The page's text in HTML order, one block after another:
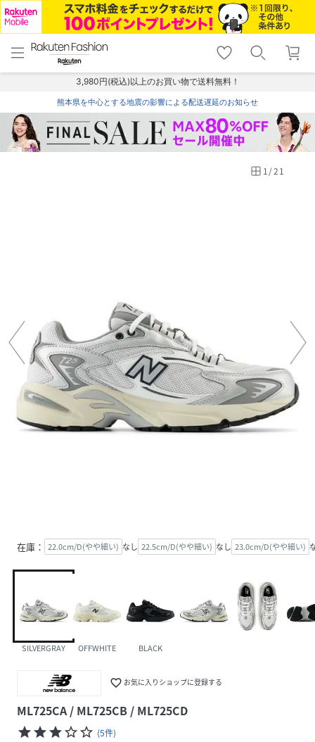
menu home
トップ
shopping_cart lock_outline
ログイン
3,980円(税込)以上のお買い物で送料無料！
熊本県を中心とする地震の影響による配送遅延のお知らせ
1/21
在庫： 22.0cm/D(やや細い) なし 22.5cm/D(やや細い) なし 23.0cm/D(やや細い)
SILVERGRAY OFFWHITE BLACK
favorite_border お気に入りショップに登録する
ML725CA / ML725CB / ML725CD
starstarstarstar_borderstar_border (5件)